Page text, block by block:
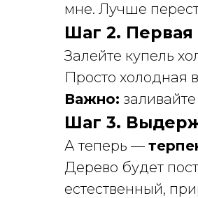
мне. Лучше
Шаг 2. Первая
Залейте купель
Просто холодная
Важно:
Шаг 3.
А теперь —
Дерево будет
естественный,